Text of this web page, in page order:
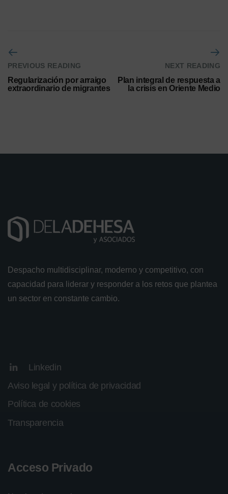
PREVIOUS READING
Regularización por arraigo
extraordinario de migrantes
NEXT READING
Plan integral de respuesta a
la crisis en Oriente Medio
Despacho multidisciplinar, moderno y competitivo, con
capacidad para liderar y responder a los retos que plantea
un sector en constante cambio.
Linkedin
Aviso legal y política de privacidad
Política de cookies
Transparencia
Acceso Privado